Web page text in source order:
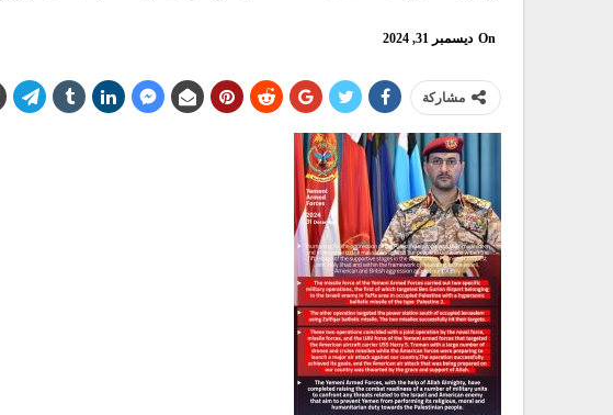
On ديسمبر 31, 2024
مشاركة